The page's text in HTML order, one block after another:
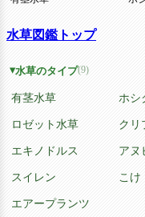
水草図鑑トップ
水草のタイプ(9)
有茎水草 ホシ
ロゼット水草 クリ
エキノドルス アヌ
スイレン こけ
エアープランツ